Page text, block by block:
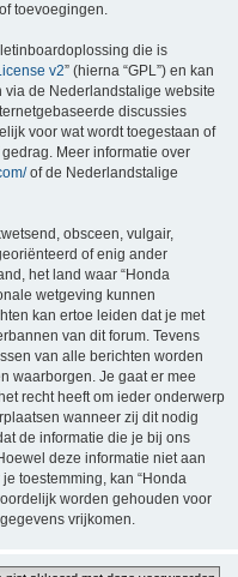
toevoegingen.
die is
v2” (hierna “GPL”) en kan
via de Nederlandstalige website
discussies
voor wat wordt toegestaan of
Meer informatie over
of de Nederlandstalige
obsceen, vulgair,
of enig ander
het land waar “Honda
wetgeving kunnen
kan ertoe leiden dat je met
van dit forum. Tevens
van alle berichten worden
waarborgen. Je gaat er mee
recht heeft om ieder onderwerp
wanneer zij dit nodig
de informatie die je bij ons
deze informatie niet aan
toestemming, kan “Honda
worden gehouden voor
vrijkomen.